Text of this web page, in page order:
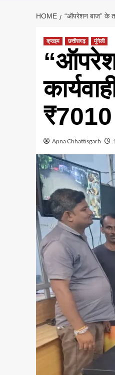
HOME “ऑपरेशन बाज” के
क्राइम छत्तीसगढ़ मुंगेली
₹7010
Apna Chhattisgarh